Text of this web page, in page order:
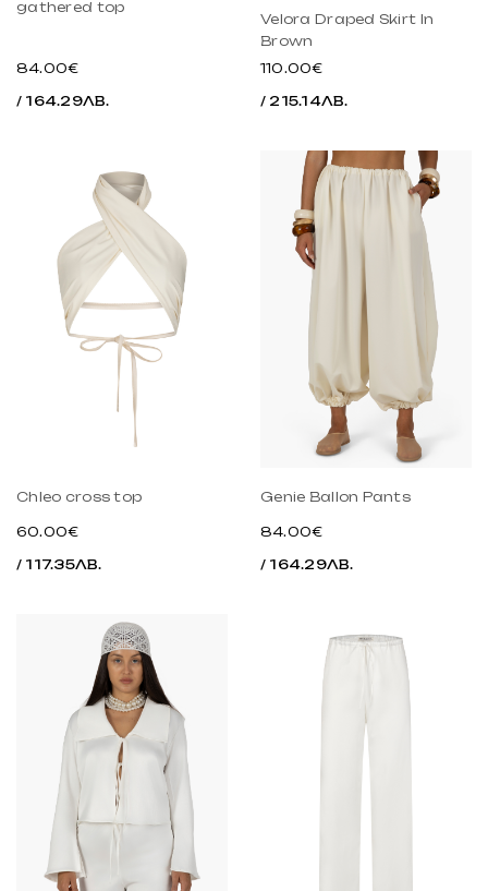
gathered top
84.00€
/ 164.29ЛВ.
Velora Draped Skirt In
Brown
110.00€
/ 215.14ЛВ.
Chleo cross top
60.00€
/ 117.35ЛВ.
Genie Ballon Pants
84.00€
/ 164.29ЛВ.